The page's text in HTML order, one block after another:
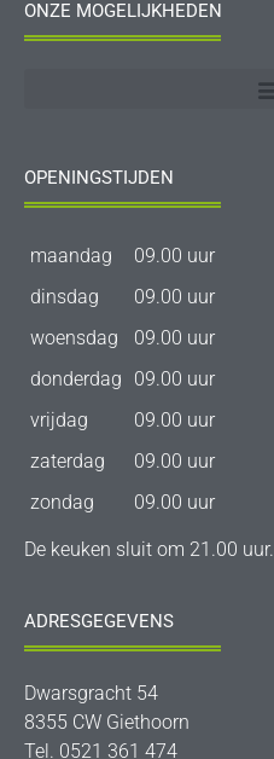
ONZE MOGELIJKHEDEN
OPENINGSTIJDEN
maandag
09.00 uur
dinsdag
09.00 uur
woensdag
09.00 uur
donderdag
09.00 uur
vrijdag
09.00 uur
zaterdag
09.00 uur
zondag
09.00 uur
De keuken sluit om 21.00 uur.
ADRESGEGEVENS
Dwarsgracht 54
8355 CW Giethoorn
Tel. 0521 361 474